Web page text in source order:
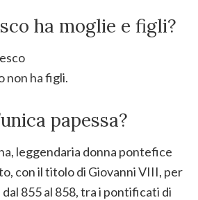
ha moglie e figli?
non ha figli.
papessa?
leggendaria donna pontefice
con il titolo di Giovanni VIII, per
dal 855 al 858, tra i pontificati di